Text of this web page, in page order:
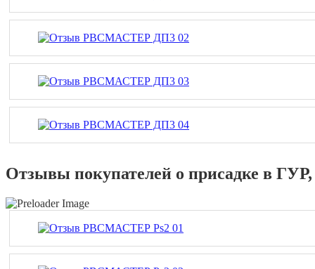
Отзывы покупателей о присадке в